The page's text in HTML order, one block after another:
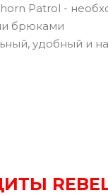
Patrol -
брюками
удобный и